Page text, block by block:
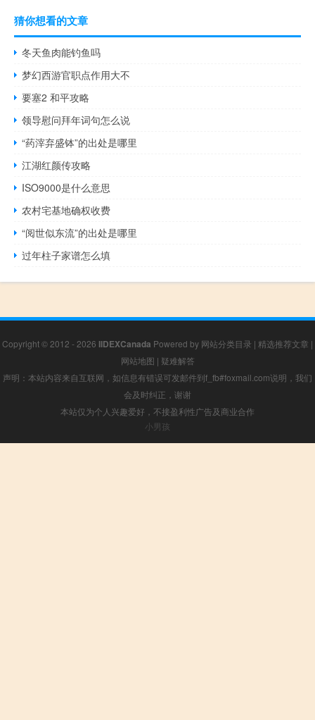
猜你想看的文章
冬天鱼肉能钓鱼吗
梦幻西游官职点作用大不
要塞2 和平攻略
领导慰问拜年词句怎么说
“药滓弃盛钵”的出处是哪里
江湖红颜传攻略
ISO9000是什么意思
农村宅基地确权收费
“阅世似东流”的出处是哪里
过年柱子家谱怎么填
Copyright © 2012 - 2026 IIDEXCanada Powered by 网站分类目录 | 精选推荐文章 |
网站地图 | 疑难解答
声明：本站内容来自互联网，如信息有错误可发邮件到f_fb#foxmail.com说明，我们
会及时纠正，谢谢
本站仅为个人兴趣爱好，不接盈利性广告及商业合作
小男孩